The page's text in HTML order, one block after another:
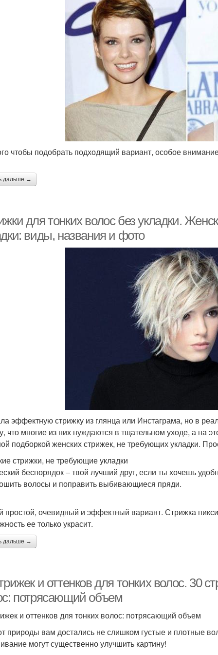
чтобы подобрать подходящий вариант, особое
дальше →
для тонких волос без укладки.
виды, названия и фото
эффектную стрижку из глянца или Инстаграма, но в
что многие из них нуждаются в тщательном уходе, а на
подборкой женских стрижек, не требующих укладки.
стрижки, не требующие укладки
беспорядок – твой лучший друг, если ты хочешь
волосы и поправить выбивающиеся пряди.
очевидный и эффектный вариант. Стрижка пикси
ее только украсит.
дальше →
и оттенков для тонких волос. 30
потрясающий объем
и оттенков для тонких волос: потрясающий объем
природы вам достались не слишком густые и плотные
могут существенно улучшить картину!